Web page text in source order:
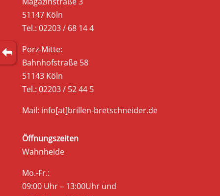
51147 Köln
Tel.: 02203 / 68 14 4
Porz-Mitte:
Bahnhofstraße 58
51143 Köln
Tel.: 02203 / 52 44 5
Mail: info[at]brillen-bretschneider.de
Öffnungszeiten
Wahnheide
Mo.-Fr.:
09:00 Uhr – 13:00Uhr und